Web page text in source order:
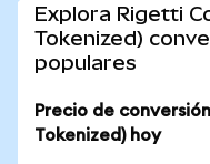
Explora Rigetti
Tokenized)
populares
Precio de
Tokenized) hoy